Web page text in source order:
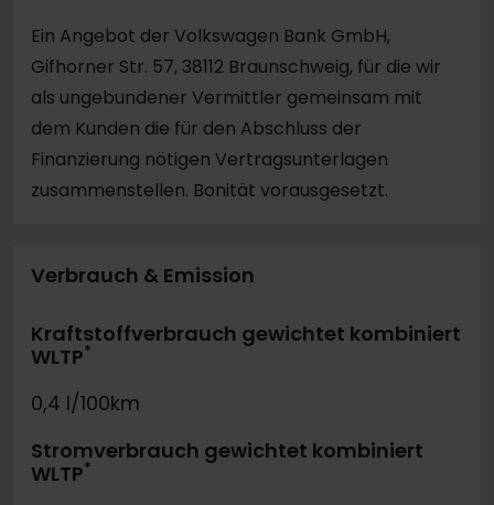
Ein Angebot der Volkswagen Bank GmbH,
Gifhorner Str. 57, 38112 Braunschweig, für die wir
als ungebundener Vermittler gemeinsam mit
dem Kunden die für den Abschluss der
Finanzierung nötigen Vertragsunterlagen
zusammenstellen. Bonität vorausgesetzt.
Verbrauch & Emission
Kraftstoffverbrauch gewichtet kombiniert
WLTP*
0,4 l/100km
Stromverbrauch gewichtet kombiniert
WLTP*